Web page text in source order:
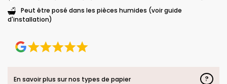
Peut être posé dans les pièces humides (voir guide
d'installation)
En savoir plus sur nos types de papier ?